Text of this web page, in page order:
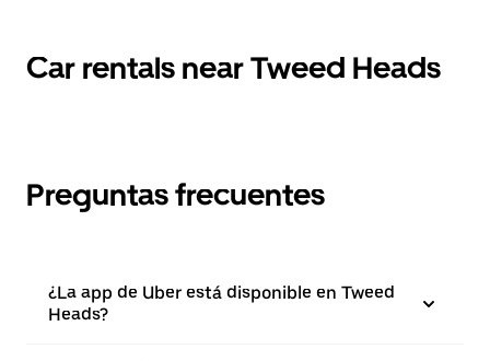
Car rentals near Tweed Heads
Preguntas frecuentes
¿La app de Uber está disponible en Tweed
Heads?